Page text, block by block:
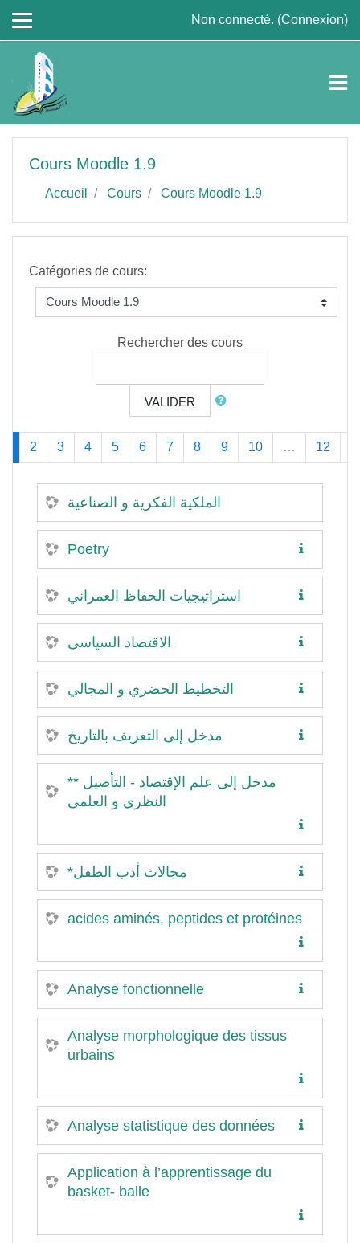
Non connecté. (Connexion)
Cours Moodle 1.9
Accueil Cours Cours Moodle 1.9
Catégories de cours:
Rechercher des cours
VALIDER
(actuel)
2 3 4 5 6 7 8 9 10 … 12
الملكية الفكرية و الصناعية
Poetry
استراتيجيات الحفاظ العمراني
الاقتصاد السياسي
التخطيط الحضري و المجالي
مدخل إلى التعريف بالتاريخ
** مدخل إلى علم الإقتصاد - التأصيل
النظري و العلمي
*مجالاث أدب الطفل
acides aminés, peptides et protéines
Analyse fonctionnelle
Analyse morphologique des tissus
urbains
Analyse statistique des données
Application à l’apprentissage du
basket- balle